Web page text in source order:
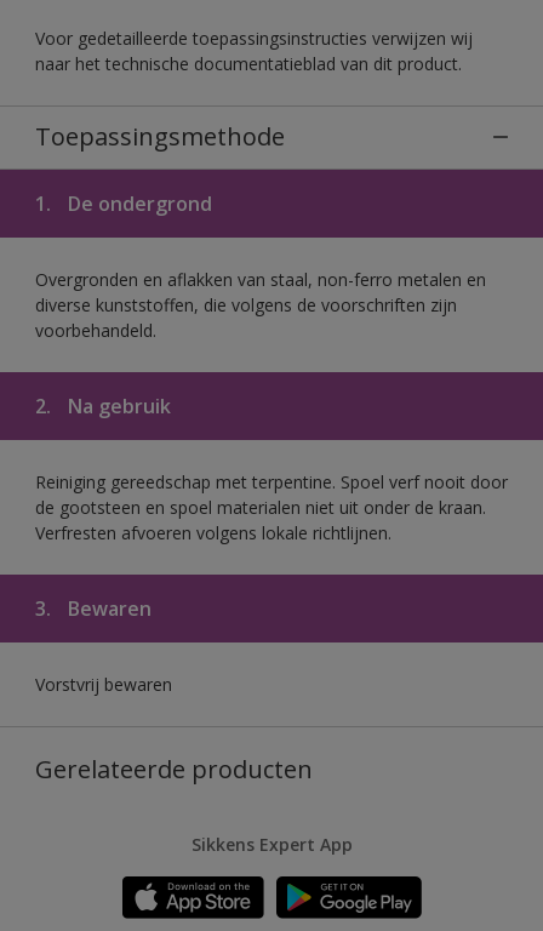
Voor gedetailleerde toepassingsinstructies verwijzen wij
naar het technische documentatieblad van dit product.
Toepassingsmethode
1. De ondergrond
Overgronden en aflakken van staal, non-ferro metalen en
diverse kunststoffen, die volgens de voorschriften zijn
voorbehandeld.
2. Na gebruik
Reiniging gereedschap met terpentine. Spoel verf nooit door
de gootsteen en spoel materialen niet uit onder de kraan.
Verfresten afvoeren volgens lokale richtlijnen.
3. Bewaren
Vorstvrij bewaren
Gerelateerde producten
Sikkens Expert App